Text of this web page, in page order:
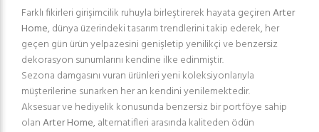
Farklı fikirleri girişimcilik ruhuyla birleştirerek hayata geçirenArter
Home, dünya üzerindeki tasarım trendlerini takip ederek, her
geçen gün ürün yelpazesini genişletip yenilikçi ve benzersiz
dekorasyon sunumlarını kendine ilke edinmiştir.
Sezona damgasını vuran ürünleri yeni koleksiyonlarıyla
müşterilerine sunarken her an kendini yenilemektedir.
Aksesuar ve hediyelik konusunda benzersiz bir portföye sahip
olanArter Home, alternatifleri arasında kaliteden ödün